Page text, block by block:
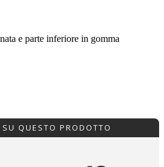
e parte inferiore in gomma
QUESTO PRODOTTO